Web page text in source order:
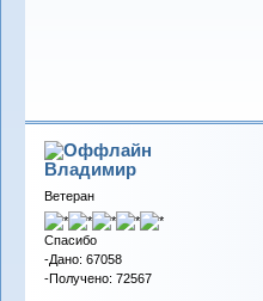
Владимиp
Ветеран
Спасибо
-Дано: 67058
-Получено: 72567